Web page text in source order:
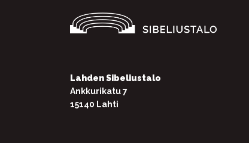
Lahden Sibeliustalo
Ankkurikatu 7
15140 Lahti